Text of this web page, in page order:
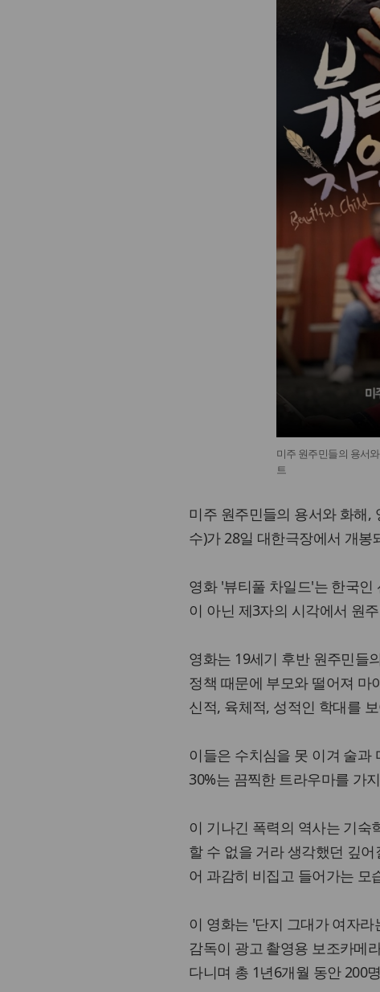
미주 원주민들의 용서
트
미주 원주민들의 용서와 화해,
수)가 28일 대한극장에서 개봉
영화 '뷰티풀 차일드'는 한국
이 아닌 제3자의 시각에서 원
영화는 19세기 후반 원주민들
정책 때문에 부모와 떨어져 마
신적, 육체적, 성적인 학대를
이들은 수치심을 못 이겨 술과
30%는 끔찍한 트라우마를 가
이 기나긴 폭력의 역사는 기숙
할 수 없을 거라 생각했던 깊
어 과감히 비집고 들어가는 모
이 영화는 '단지 그대가 여자
감독이 광고 촬영용 보조카메
다니며 총 1년6개월 동안 200